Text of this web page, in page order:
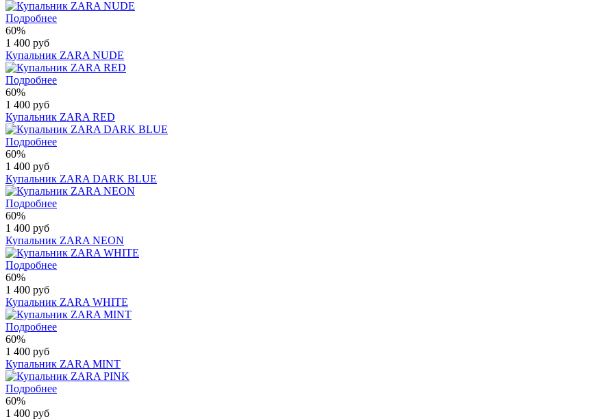
Подробнее
60%
1 400 руб
Купальник ZARA NUDE
Подробнее
60%
1 400 руб
Купальник ZARA RED
Подробнее
60%
1 400 руб
Купальник ZARA DARK BLUE
Подробнее
60%
1 400 руб
Купальник ZARA NEON
Подробнее
60%
1 400 руб
Купальник ZARA WHITE
Подробнее
60%
1 400 руб
Купальник ZARA MINT
Подробнее
60%
1 400 руб